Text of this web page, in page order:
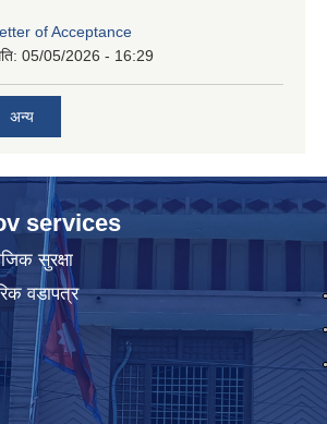
of Acceptance
05/05/2026 - 16:29
अन्य
services
सुरक्षा
वडापत्र